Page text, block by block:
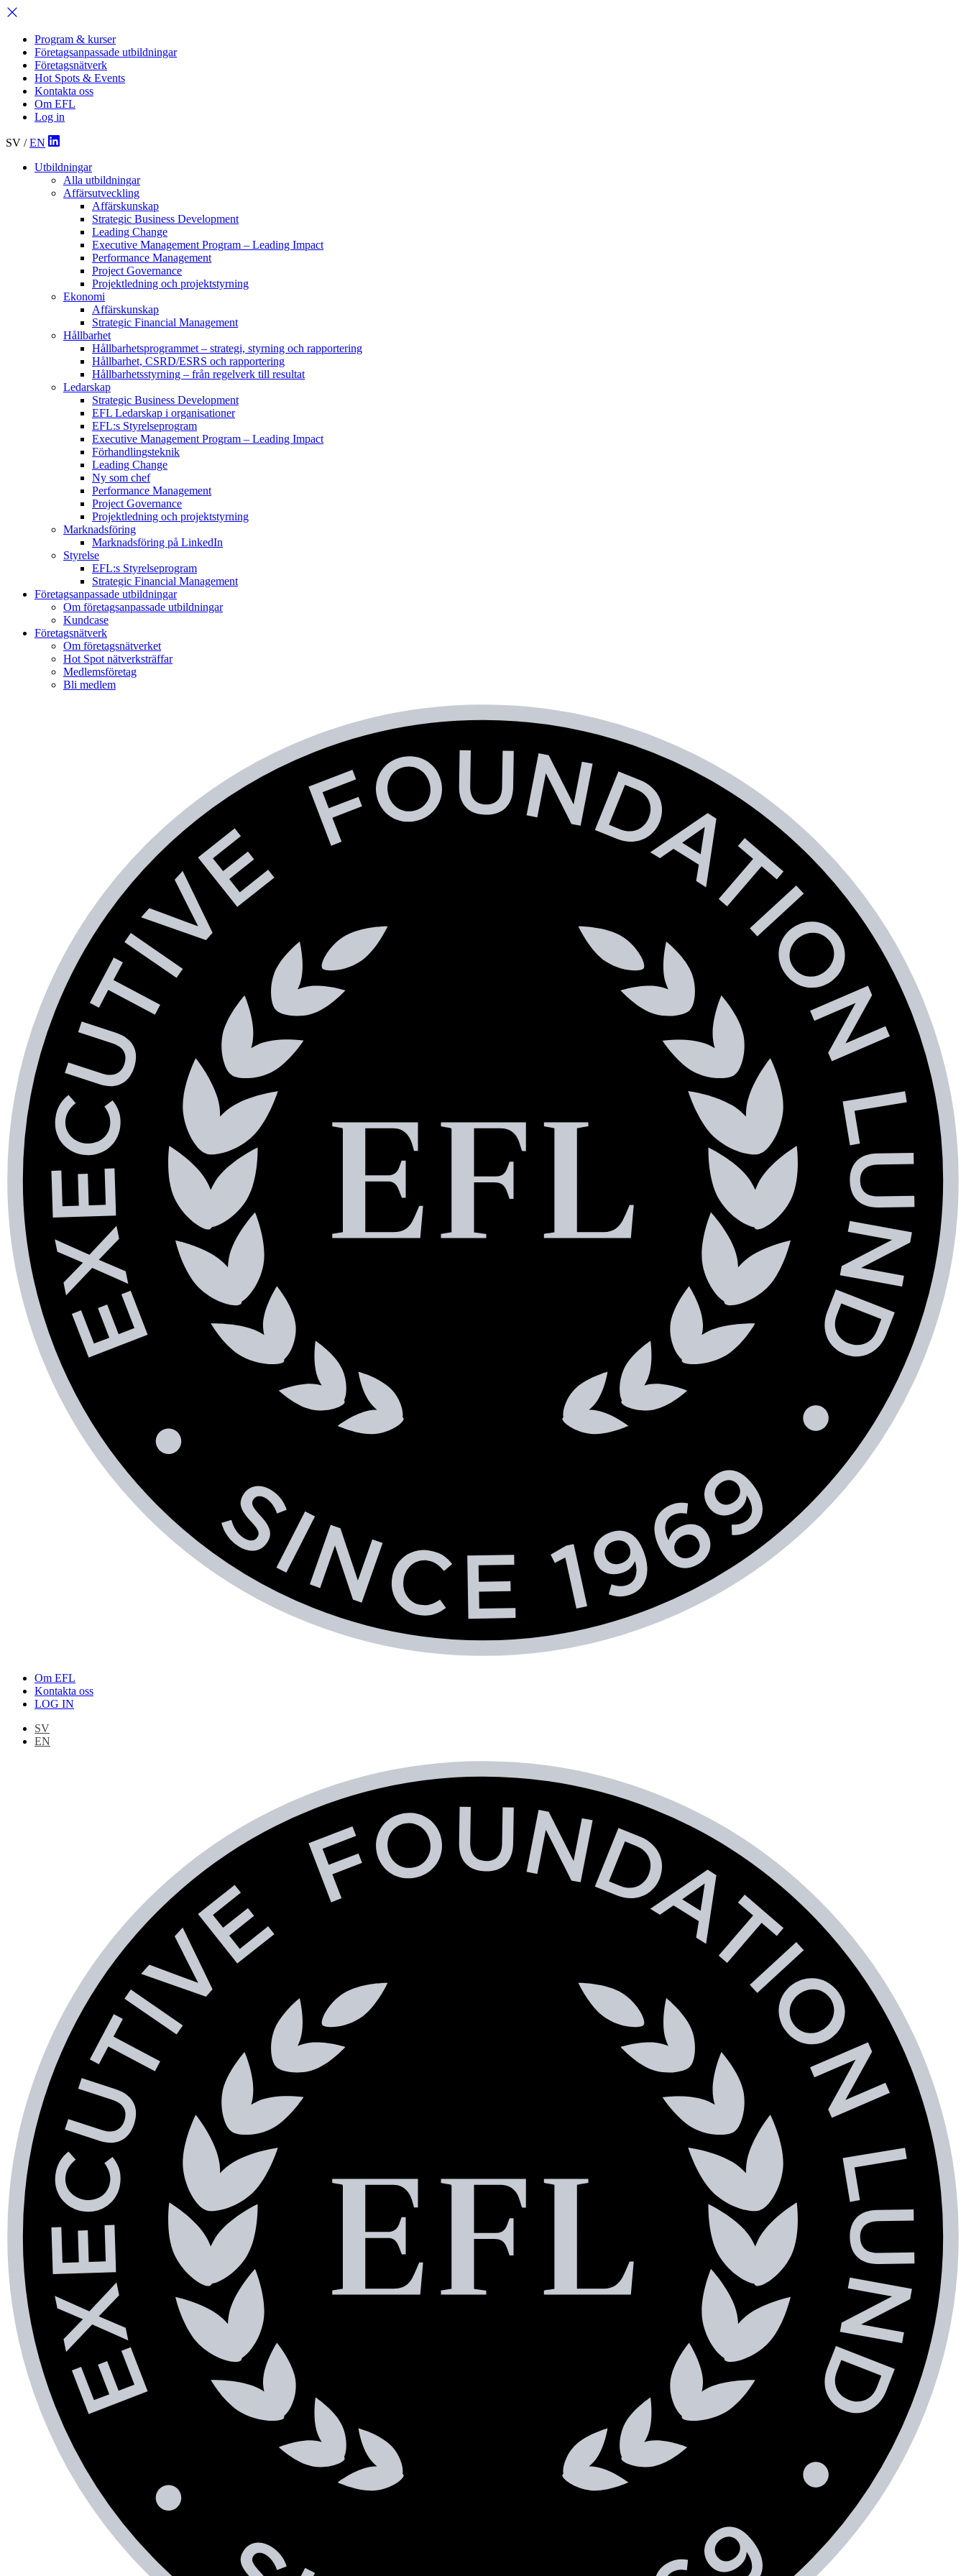
Program & kurser
Företagsanpassade utbildningar
Företagsnätverk
Hot Spots & Events
Kontakta oss
Om EFL
Log in
SV /EN
Utbildningar
Alla utbildningar
Affärsutveckling
Affärskunskap
Strategic Business Development
Leading Change
Executive Management Program – Leading Impact
Performance Management
Project Governance
Projektledning och projektstyrning
Ekonomi
Affärskunskap
Strategic Financial Management
Hållbarhet
Hållbarhetsprogrammet – strategi, styrning och rapportering
Hållbarhet, CSRD/ESRS och rapportering
Hållbarhetsstyrning – från regelverk till resultat
Ledarskap
Strategic Business Development
EFL Ledarskap i organisationer
EFL:s Styrelseprogram
Executive Management Program – Leading Impact
Förhandlingsteknik
Leading Change
Ny som chef
Performance Management
Project Governance
Projektledning och projektstyrning
Marknadsföring
Marknadsföring på LinkedIn
Styrelse
EFL:s Styrelseprogram
Strategic Financial Management
Företagsanpassade utbildningar
Om företagsanpassade utbildningar
Kundcase
Företagsnätverk
Om företagsnätverket
Hot Spot nätverksträffar
Medlemsföretag
Bli medlem
Om EFL
Kontakta oss
LOG IN
SV
EN